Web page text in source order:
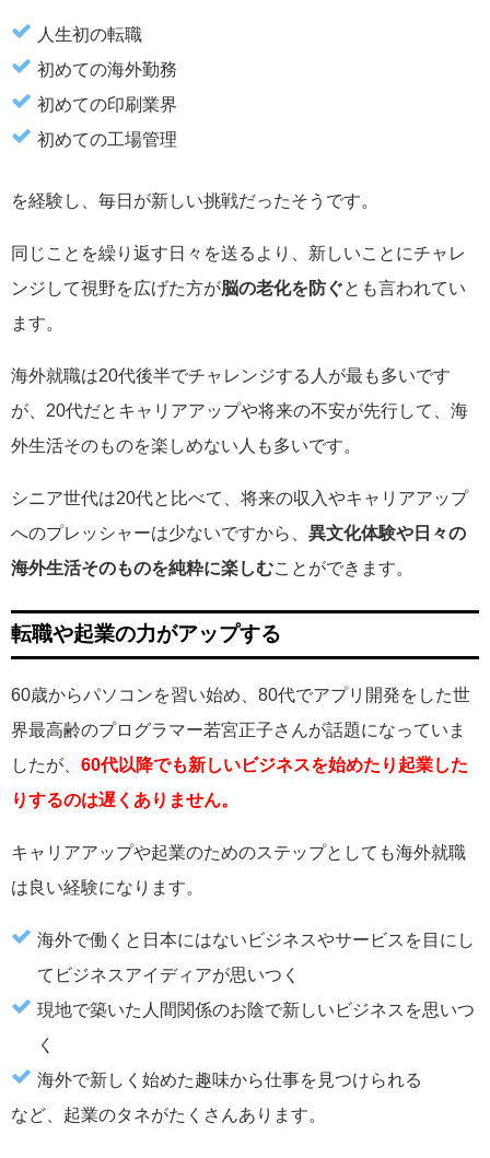
人生初の転職
初めての海外勤務
初めての印刷業界
初めての工場管理
を経験し、毎日が新しい挑戦だったそうです。
同じことを繰り返す日々を送るより、新しいことにチャレ
ンジして視野を広げた方が脳の老化を防ぐ とも言われてい
ます。
海外就職は20代後半でチャレンジする人が最も多いです
が、20代だとキャリアアップや将来の不安が先行して、海
外生活そのものを楽しめない人も多いです。
シニア世代は20代と比べて、将来の収入やキャリアアップ
へのプレッシャーは少ないですから、 異文化体験や日々の
海外生活そのものを純粋に楽しむ ことができます。
転職や起業の力がアップする
60歳からパソコンを習い始め、80代でアプリ開発をした世
界最高齢のプログラマー若宮正子さんが話題になっていま
したが、 60代以降でも新しいビジネスを始めたり起業した
りするのは遅くありません。
キャリアアップや起業のためのステップとしても海外就職
は良い経験になります。
海外で働くと日本にはないビジネスやサービスを目にし
てビジネスアイディアが思いつく
現地で築いた人間関係のお陰で新しいビジネスを思いつ
く
海外で新しく始めた趣味から仕事を見つけられる
など、起業のタネがたくさんあります。